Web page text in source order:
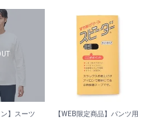
ン】スーツ
【WEB限定商品】パンツ用